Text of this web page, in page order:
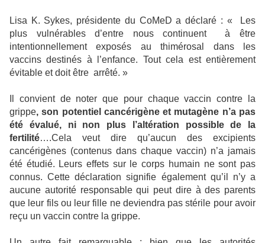
Lisa K. Sykes, présidente du CoMeD a déclaré : « Les
plus vulnérables d’entre nous continuent
à être
intentionnellement exposés au thimérosal dans les
vaccins destinés à l’enfance. Tout cela est entièrement
évitable et doit être arrêté. »
Il convient de noter que pour chaque vaccin contre la
grippe, son potentiel cancérigène et mutagène n’a pas
été évalué, ni non plus l’altération possible de la
fertilité….Cela veut dire qu’aucun des excipients
cancérigènes (contenus dans chaque vaccin) n’a jamais
été étudié. Leurs effets sur le corps humain ne sont pas
connus. Cette déclaration signifie également qu’il n’y a
aucune autorité responsable qui peut dire à des parents
que leur fils ou leur fille ne deviendra pas stérile pour avoir
reçu un vaccin contre la grippe.